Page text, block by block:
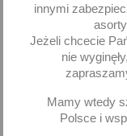
Kamizelka
odblaskowa XXL
innymi
Jeżeli chcecie
nie
Mamy wtedy
Polsce i